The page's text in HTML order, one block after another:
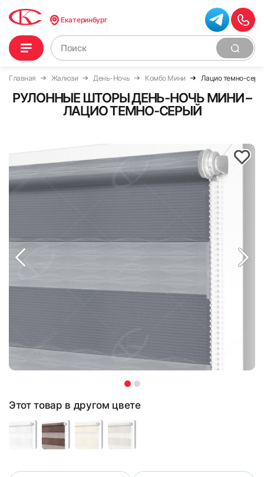
Екатеринбург
Главная Жалюзи День-Ночь Комбо Мини Лацио темно-
РУЛОННЫЕ ШТОРЫ ДЕНЬ-НОЧЬ МИНИ –
ЛАЦИО ТЕМНО-СЕРЫЙ
Этот товар в другом цвете